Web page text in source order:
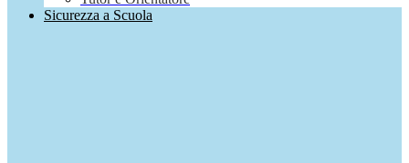
Sicurezza a Scuola